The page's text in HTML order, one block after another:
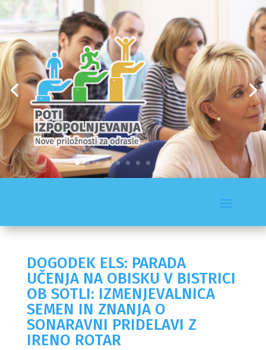
DOGODEK ELS: PARADA
UČENJA NA OBISKU V BISTRICI
OB SOTLI: IZMENJEVALNICA
SEMEN IN ZNANJA O
SONARAVNI PRIDELAVI Z
IRENO ROTAR